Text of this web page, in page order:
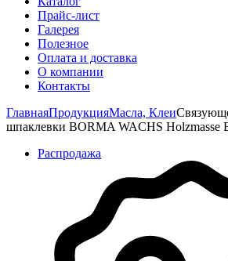
Прайс-лист
Галерея
Полезное
Оплата и доставка
О компании
Контакты
ГлавнаяПродукцияМасла, Клеи
шпаклевки BORMA WACHS Holzmasse
Распродажа